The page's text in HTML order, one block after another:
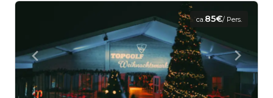
ca.85€/ Pers.